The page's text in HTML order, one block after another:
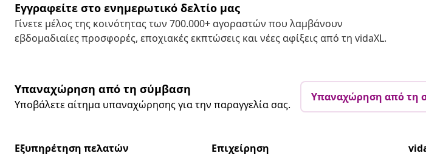
Εγγραφείτε στο ενημερωτικό δελτίο μας
Γίνετε μέλος της κοινότητας των 700.000+ αγοραστών που λαμβάνουν
εβδομαδιαίες προσφορές, εποχιακές εκπτώσεις και νέες αφίξεις από τη vidaXL.
Υπαναχώρηση από τη σύμβαση
Υποβάλετε αίτημα υπαναχώρησης για την παραγγελία σας.
Υπαναχώρηση από τη
Εξυπηρέτηση πελατών
Επιχείρηση